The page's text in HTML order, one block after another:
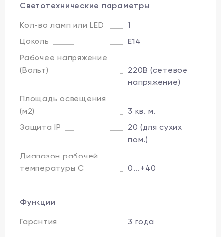
Светотехнические параметры
Кол-во ламп или LED
1
Цоколь
E14
Рабочее напряжение
(Вольт)
220В (сетевое
напряжение)
Площадь освещения
(м2)
3 кв. м.
Защита IP
20 (для сухих
пом.)
Диапазон рабочей
температуры C
0...+40
Функции
Гарантия 3 года